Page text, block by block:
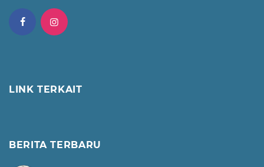
LINK TERKAIT
BERITA TERBARU